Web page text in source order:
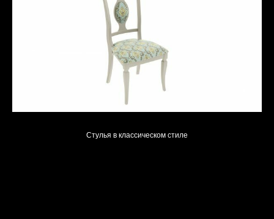
Стулья в классическом стиле